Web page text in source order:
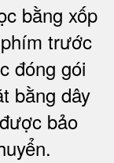
bằng xốp
trước
đóng gói
bằng dây
bảo
n.